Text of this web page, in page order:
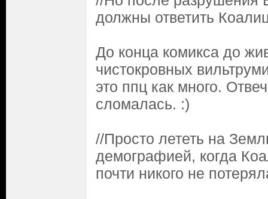
должны ответить
До конца комикса до
чистокровных
это ппц как много.
сломалась. :)
//Просто лететь на
демографией, когда
почти никого не